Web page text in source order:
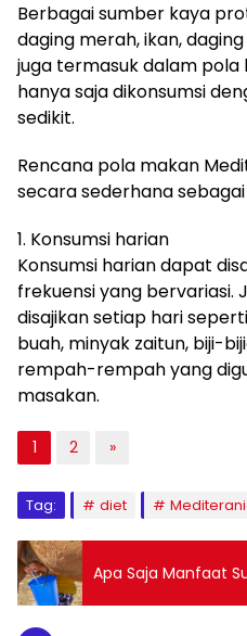
Berbagai sumber kaya
daging merah, ikan,
juga termasuk dalam pola
hanya saja dikonsumsi
sedikit.
Rencana pola makan
secara sederhana
1. Konsumsi harian
Konsumsi harian dapat
frekuensi yang bervariasi.
disajikan setiap hari
buah, minyak zaitun, biji-
rempah-rempah yang
masakan.
1 2 »
Tag: diet
Apa Saja Manfaat